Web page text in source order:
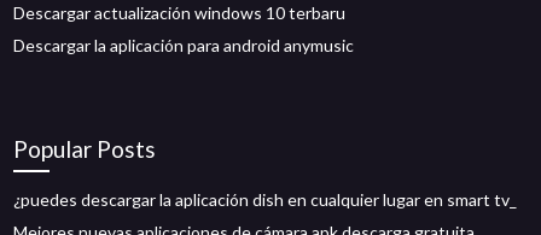
Descargar actualización windows 10 terbaru
Descargar la aplicación para android anymusic
Popular Posts
¿puedes descargar la aplicación dish en cualquier lugar en smart tv_